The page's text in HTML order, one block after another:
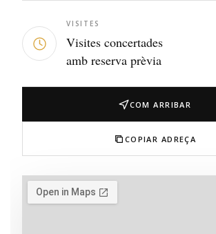
VISITES
Visites concertades
amb reserva prèvia
COM ARRIBAR
COPIAR ADREÇA